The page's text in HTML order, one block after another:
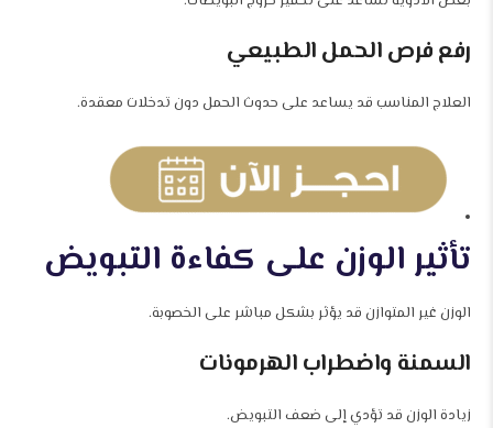
رفع فرص الحمل الطبيعي
العلاج المناسب قد يساعد على حدوث الحمل دون تدخلات معقدة.
تأثير الوزن على كفاءة التبويض
الوزن غير المتوازن قد يؤثر بشكل مباشر على الخصوبة.
السمنة واضطراب الهرمونات
زيادة الوزن قد تؤدي إلى ضعف التبويض.